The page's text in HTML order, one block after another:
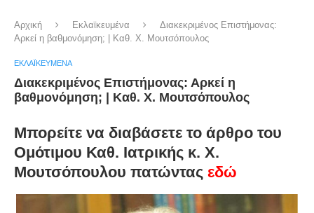
Αρχική Εκλαϊκευμένα
Διακεκριμένος Επιστήμονας:
Αρκεί η βαθμονόμηση; | Καθ. Χ. Μουτσόπουλος
ΕΚΛΑΪΚΕΥΜΈΝΑ
Διακεκριμένος Επιστήμονας: Αρκεί η
βαθμονόμηση; | Καθ. Χ. Μουτσόπουλος
Μπορείτε να διαβάσετε το άρθρο του
Ομότιμου Καθ. Ιατρικής κ. Χ.
Μουτσόπουλου πατώντας εδώ